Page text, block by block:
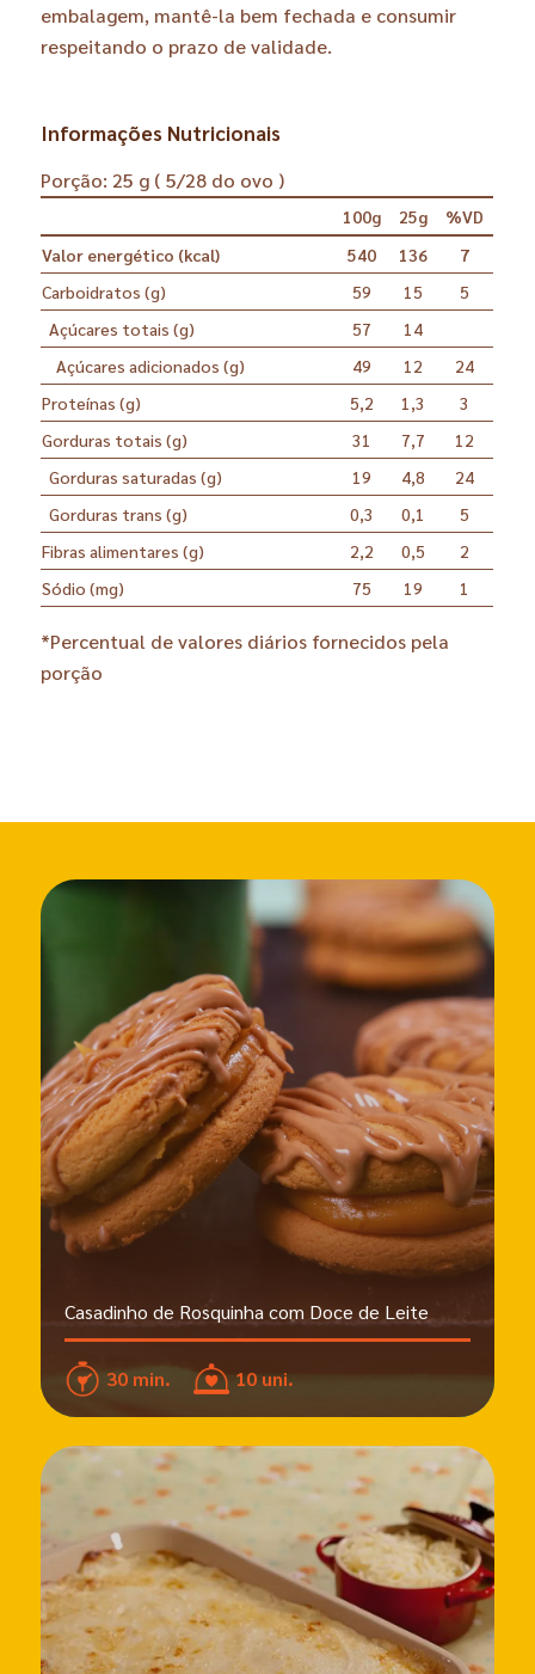
embalagem, mantê-la bem fechada e consumir
respeitando o prazo de validade.
Informações Nutricionais
Porção: 25 g ( 5/28 do ovo )
100g 25g
%VD
Valor energético (kcal)
540 136
7
Carboidratos (g)
59 15
5
Açúcares totais (g)
57
14
Açúcares adicionados (g)
49 12
24
Proteínas (g)
5,2 1,3
3
Gorduras totais (g)
31 7,7
12
Gorduras saturadas (g)
19 4,8
24
Gorduras trans (g)
0,3 0,1
5
Fibras alimentares (g)
2,2 0,5
2
Sódio (mg)
75 19 1
*Percentual de valores diários fornecidos pela
porção
Casadinho de Rosquinha com Doce de Leite
30 min. 10 uni.